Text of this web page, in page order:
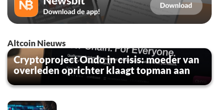
Altcoin Nieuws
Cryptoproject Ondo in crisis: moeder van
overleden oprichter klaagt topman aan